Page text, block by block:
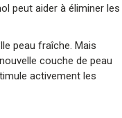
peut aider à éliminer les
peau fraîche. Mais
couche de peau
activement les